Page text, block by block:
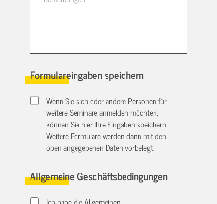
Formulareingaben speichern
Wenn Sie sich oder andere Personen für
weitere Seminare anmelden möchten,
können Sie hier Ihre Eingaben speichern.
Weitere Formulare werden dann mit den
oben angegebenen Daten vorbelegt.
Allgemeine Geschäftsbedingungen